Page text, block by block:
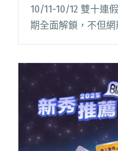
10/11-10/12 雙十連
期全面解鎖，不但
教父 Cornelius（小
閱讀全文 "2025「
夜祭邀someshiit山
開序幕"